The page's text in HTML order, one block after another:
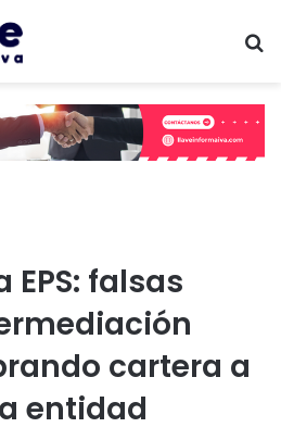
EPS: falsas
cartera a
entidad